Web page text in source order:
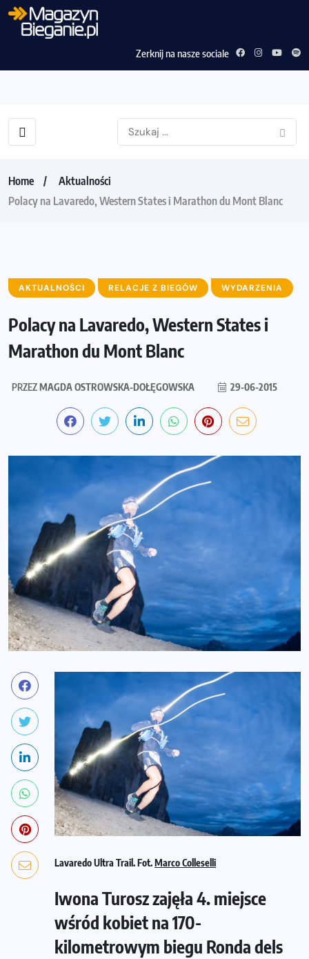
Zerknij na nasze sociale
Home
Aktualności
Polacy na Lavaredo, Western States i Marathon du Mont Blanc
AKTUALNOŚCI RELACJE Z BIEGÓW WYDARZENIA
Polacy na Lavaredo, Western States i
Marathon du Mont Blanc
PRZEZMAGDA OSTROWSKA-DOŁĘGOWSKA 29-06-2015
Lavaredo Ultra Trail. Fot.Marco Colleselli
Iwona Turosz zajęła 4. miejsce
wśród kobiet na 170-
kilometrowym biegu Ronda dels